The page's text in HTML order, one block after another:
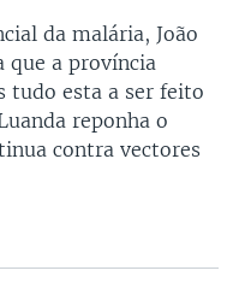
da malária, João
que a província
tudo esta a ser feito
reponha o
contra vectores